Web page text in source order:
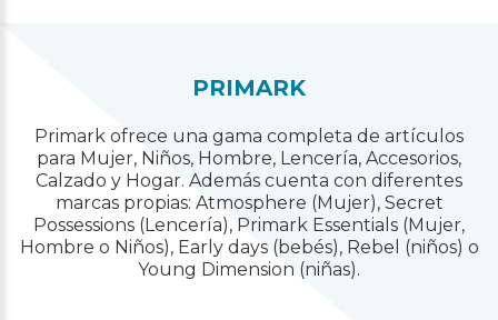
PRIMARK
Primark ofrece una gama completa de artículos
para Mujer, Niños, Hombre, Lencería, Accesorios,
Calzado y Hogar. Además cuenta con diferentes
marcas propias: Atmosphere (Mujer), Secret
Possessions (Lencería), Primark Essentials (Mujer,
Hombre o Niños), Early days (bebés), Rebel (niños) o
Young Dimension (niñas).